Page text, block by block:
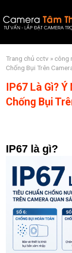
Trang chủ cctv » công
Chống Bụi Trên
IP67 Là Gì?
Chống Bụi
IP67 là gì?